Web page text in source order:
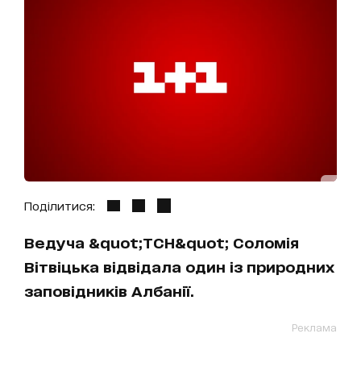
Поділитися:
Ведуча &quot;ТСН&quot; Соломія
Вітвіцька відвідала один із природних
заповідників Албанії.
Реклама